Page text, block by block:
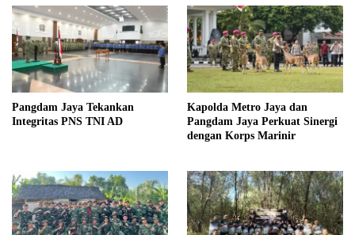
Pangdam Jaya Tekankan
Integritas PNS TNI AD
Kapolda Metro Jaya dan
Pangdam Jaya Perkuat Sinergi
dengan Korps Marinir